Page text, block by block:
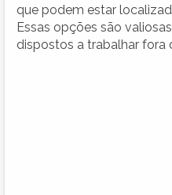
que podem estar
Essas opções são
dispostos a trabalhar fora